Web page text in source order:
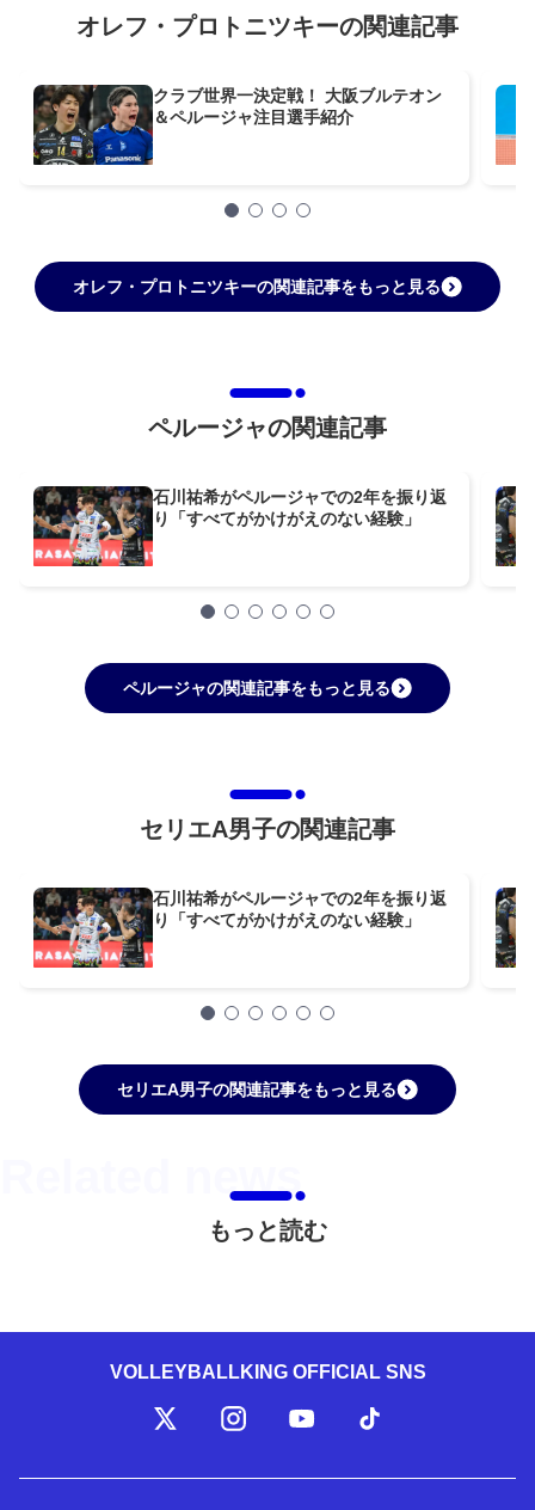
オレフ・プロトニツキーの関連記事
クラブ世界一決定戦！ 大阪ブルテオン
＆ペルージャ注目選手紹介
オレフ・プロトニツキーの関連記事をもっと見る
ペルージャの関連記事
石川祐希がペルージャでの2年を振り返
り「すべてがかけがえのない経験」
ペルージャの関連記事をもっと見る
セリエA男子の関連記事
石川祐希がペルージャでの2年を振り返
り「すべてがかけがえのない経験」
セリエA男子の関連記事をもっと見る
もっと読む
VOLLEYBALLKING OFFICIAL SNS